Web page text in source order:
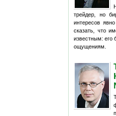
трейдер, но
интересов
сказать, что
известным: его
ощущениям.